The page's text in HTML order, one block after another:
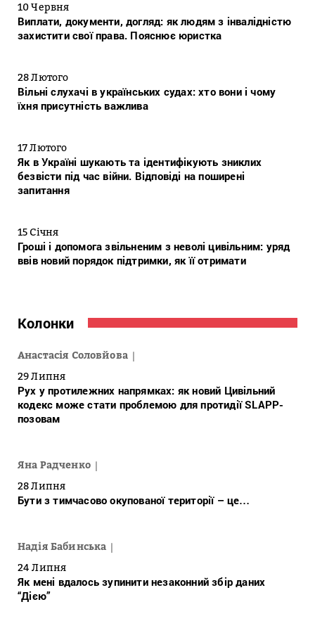
10 Червня
Виплати, документи, догляд: як людям з інвалідністю
захистити свої права. Пояснює юристка
28 Лютого
Вільні слухачі в українських судах: хто вони і чому
їхня присутність важлива
17 Лютого
Як в Україні шукають та ідентифікують зниклих
безвісти під час війни. Відповіді на поширені
запитання
15 Січня
Гроші і допомога звільненим з неволі цивільним: уряд
ввів новий порядок підтримки, як її отримати
Колонки
Анастасія Соловйова
29 Липня
Рух у протилежних напрямках: як новий Цивільний
кодекс може стати проблемою для протидії SLAPP-
позовам
Яна Радченко
28 Липня
Бути з тимчасово окупованої території – це…
Надія Бабинська
24 Липня
Як мені вдалось зупинити незаконний збір даних
“Дією”